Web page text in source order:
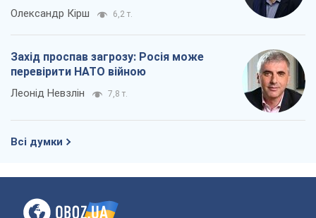
Олександр Кірш 6,2 т.
Захід проспав загрозу: Росія може
перевірити НАТО війною
Леонід Невзлін 7,8 т.
Всі думки